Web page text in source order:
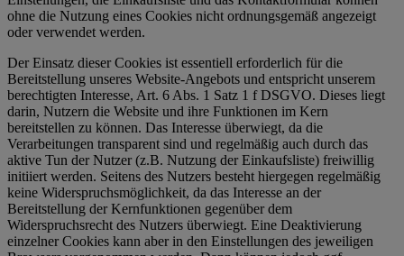
ohne die Nutzung eines Cookies nicht ordnungsgemäß angezeigt
oder verwendet werden.
Der Einsatz dieser Cookies ist essentiell erforderlich für die
Bereitstellung unseres Website-Angebots und entspricht unserem
berechtigten Interesse, Art. 6 Abs. 1 Satz 1 f DSGVO. Dieses liegt
darin, Nutzern die Website und ihre Funktionen im Kern
bereitstellen zu können. Das Interesse überwiegt, da die
Verarbeitungen transparent sind und regelmäßig auch durch das
aktive Tun der Nutzer (z.B. Nutzung der Einkaufsliste) freiwillig
initiiert werden. Seitens des Nutzers besteht hiergegen regelmäßig
keine Widerspruchsmöglichkeit, da das Interesse an der
Bereitstellung der Kernfunktionen gegenüber dem
Widerspruchsrecht des Nutzers überwiegt. Eine Deaktivierung
einzelner Cookies kann aber in den Einstellungen des jeweiligen